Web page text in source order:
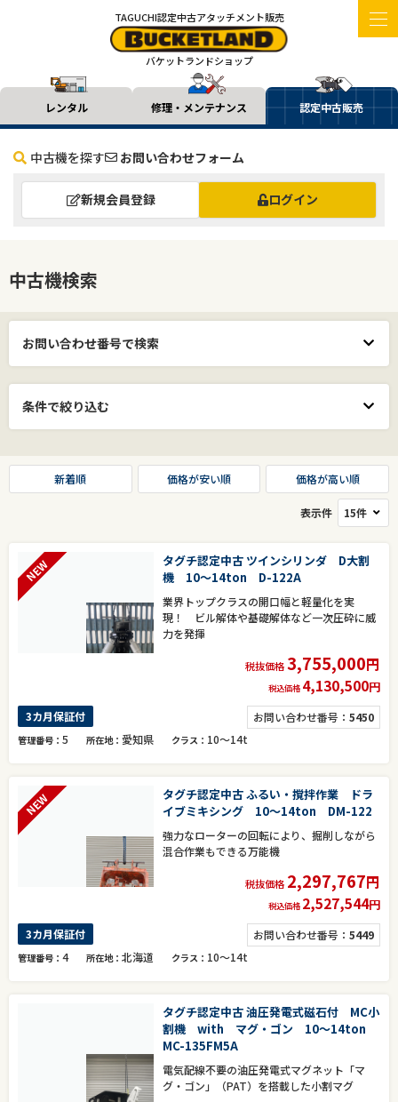
TAGUCHI認定中古アタッチメント販売
バケットランドショップ
レンタル 修理・メンテナンス 認定中古販売
中古機を探す お問い合わせフォーム
新規会員登録 ログイン
中古機検索
お問い合わせ番号で検索
条件で絞り込む
新着順 価格が安い順 価格が高い順
表示件
NEW
タグチ認定中古 ツインシリンダ D大割
機 10～14ton D-122A
業界トップクラスの開口幅と軽量化を実
現！ ビル解体や基礎解体など一次圧砕に威
力を発揮
税抜価格3,755,000円
税込価格 4,130,500円
お問い合わせ番号： 5450
3カ月保証付
管理番号 5 所在地 愛知県 クラス 10～14t
NEW
タグチ認定中古 ふるい・撹拌作業 ドラ
イブミキシング 10～14ton DM-122
強力なローターの回転により、掘削しながら
混合作業もできる万能機
税抜価格 2,297,767円
税込価格 2,527,544円
お問い合わせ番号： 5449
3カ月保証付
管理番号 4 所在地 北海道 クラス 10～14t
タグチ認定中古 油圧発電式磁石付 MC小
割機 with マグ・ゴン 10～14ton
MC-135FM5A
電気配線不要の油圧発電式マグネット「マ
グ・ゴン」（PAT）を搭載した小割マグ